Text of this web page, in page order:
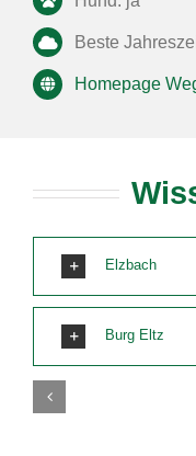
Beste
Homepage
Elzbach
Burg Eltz